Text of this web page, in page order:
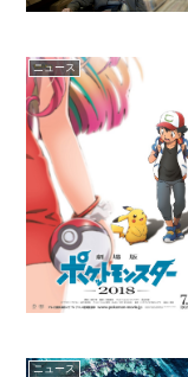
ニュース
ニュース